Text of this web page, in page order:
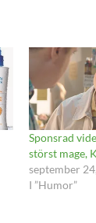
Sponsrad
störst mage,
september
I ”Humor”